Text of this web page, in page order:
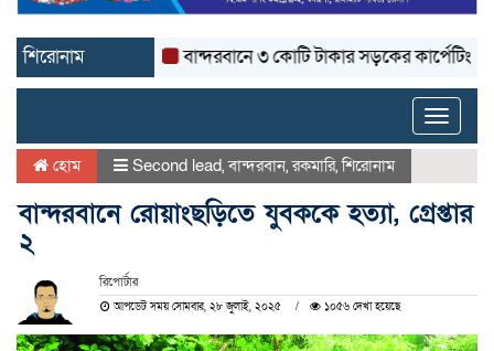
শিরোনাম বান্দরবানে ৩ কোটি টাকার সড়কের কার্পেটিং উঠে
Toggle
হোম Second lead,বান্দরবান,রকমারি,শিরোনাম
বান্দরবানে রোয়াংছড়িতে যুবককে হত্যা, গ্রেপ্তার
২
রিপোর্টার
আপডেট সময় সোমবার, ২৮ জুলাই, ২০২৫ ১০৫৬ দেখা হয়েছে